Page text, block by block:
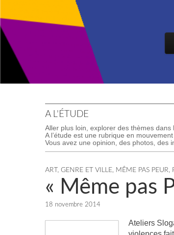
A L'ÉTUDE
Aller plus loin, explorer des thèmes dans
A l’étude est une rubrique en
Vous avez une opinion, des photos, des
ART, GENRE ET VILLE, MÊME PAS PEUR,
« Même pas
18 novembre 2014
Ateliers